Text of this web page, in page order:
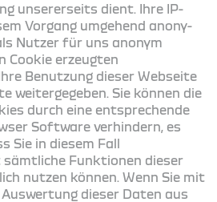
unsererseits dient. Ihre IP-
Vorgang umge­hend anony­
Nutzer für uns anonym
Cookie erzeugten
Benutzung dieser Webseite
weitergegeben. Sie können die
durch eine entsprechende
Software verhindern, es
Sie in diesem Fall
Funktionen dieser
nutzen können. Wenn Sie mit
die­ser Daten aus